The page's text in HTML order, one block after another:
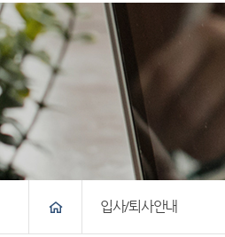
메인
기숙사소개
시설안내
입사/퇴사안내